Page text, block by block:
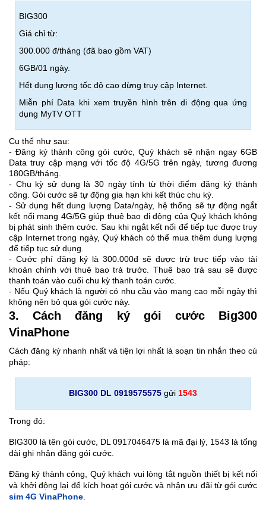
BIG300
Giá chỉ từ:
300.000 đ/tháng (đã bao gồm VAT)
6GB/01 ngày.
Hết dung lượng tốc độ cao dừng truy cập Internet.
Miễn phí Data khi xem truyền hình trên di động qua ứng
dụng MyTV OTT
Cụ thể như sau:
- Đăng ký thành công gói cước, Quý khách sẽ nhận ngay 6GB
Data truy cập mạng với tốc độ 4G/5G trên ngày, tương đương
180GB/tháng.
- Chu kỳ sử dụng là 30 ngày tính từ thời điểm đăng ký thành
công. Gói cước sẽ tự động gia hạn khi kết thúc chu kỳ.
- Sử dụng hết dung lượng Data/ngày, hệ thống sẽ tự động ngắt
kết nối mạng 4G/5G giúp thuê bao di động của Quý khách không
bị phát sinh thêm cước. Sau khi ngắt kết nối để tiếp tục được truy
cập Internet trong ngày, Quý khách có thể mua thêm dung lượng
để tiếp tục sử dụng.
- Cước phí đăng ký là 300.000đ sẽ được trừ trực tiếp vào tài
khoản chính với thuê bao trả trước. Thuê bao trả sau sẽ được
thanh toán vào cuối chu kỳ thanh toán cước.
- Nếu Quý khách là người có nhu cầu vào mạng cao mỗi ngày thì
không nên bỏ qua gói cước này.
3. Cách đăng ký gói cước Big300
VinaPhone
Cách đăng ký nhanh nhất và tiện lợi nhất là soạn tin nhắn theo cú
pháp:
BIG300 DL 0919575575 gửi 1543
Trong đó:
BIG300 là tên gói cước, DL 0917046475 là mã đại lý, 1543 là tổng
đài ghi nhận đăng gói cước.
Đăng ký thành công, Quý khách vui lòng tắt nguồn thiết bị kết nối
và khởi động lại để kích hoạt gói cước và nhận ưu đãi từ gói cước
sim 4G VinaPhone